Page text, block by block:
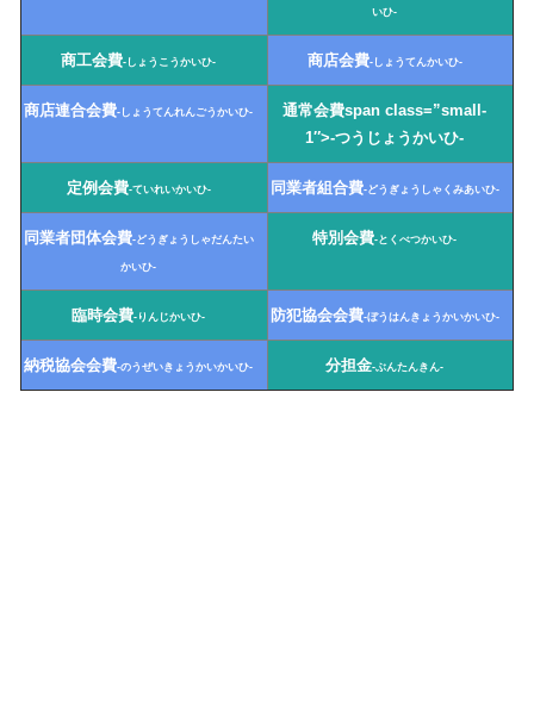
いひ-
商工会費-しょうこうかいひ- 商店会費-しょうてんかいひ-
商店連合会費-しょうてんれんごうかいひ-
通常会費span class=”small-
1″>-つうじょうかいひ-
定例会費-ていれいかいひ- 同業者組合費-どうぎょうしゃくみあいひ-
同業者団体会費-どうぎょうしゃだんたい
かいひ-
特別会費-とくべつかいひ-
臨時会費-りんじかいひ- 防犯協会会費-ぼうはんきょうかいかいひ-
納税協会会費-のうぜいきょうかいかいひ- 分担金-ぶんたんきん-